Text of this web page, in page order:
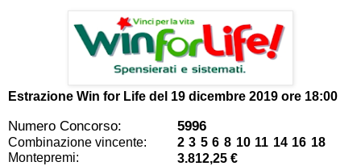
Estrazione Win for Life del 19 dicembre 2019 ore 18:00
Numero Concorso: 5996
Combinazione vincente:
2 3 5 6 8 10 11 14 16 18
Montepremi:
3.812,25 €